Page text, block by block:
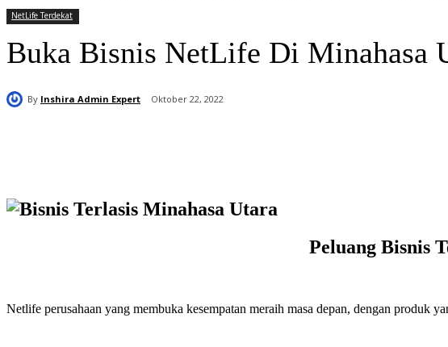
NetLife Terdekat
Buka Bisnis NetLife Di Minahasa
By Inshira Admin Expert Oktober 22, 2022
Peluang Bisnis
Netlife perusahaan yang membuka kesempatan meraih masa depan, dengan produk